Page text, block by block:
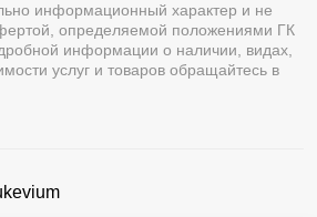
информационный характер и не
определяемой положениями ГК
информации о наличии, видах,
услуг и товаров обращайтесь в